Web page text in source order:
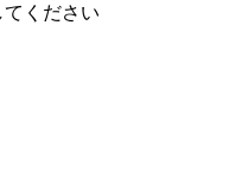
ください